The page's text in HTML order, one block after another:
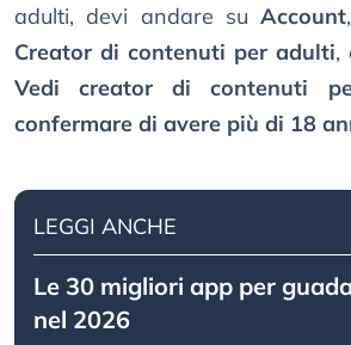
adulti, devi andare suAccount
Creator di contenuti per adulti,
Vedi creator di contenuti
confermare di avere più di 18
LEGGI ANCHE
Le 30 migliori app per
nel 2026